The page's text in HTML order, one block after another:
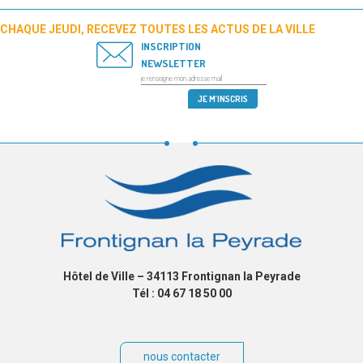
CHAQUE JEUDI, RECEVEZ TOUTES LES ACTUS DE LA VILLE
INSCRIPTION
NEWSLETTER
Hôtel de Ville – 34113 Frontignan la Peyrade
Tél : 04 67 18 50 00
nous contacter